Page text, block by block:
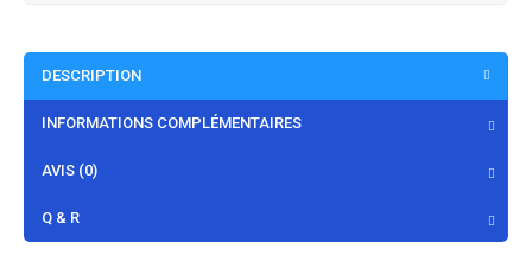
DESCRIPTION
INFORMATIONS COMPLÉMENTAIRES
AVIS (0)
Q & R